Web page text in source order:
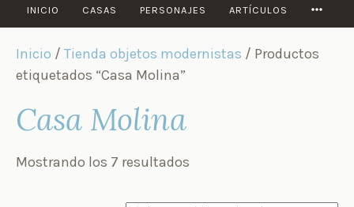
INICIO CASAS PERSONAJES ARTÍCULOS
Inicio / Tienda objetos modernistas / Productos
etiquetados “Casa Molina”
Casa Molina
Mostrando los 7 resultados